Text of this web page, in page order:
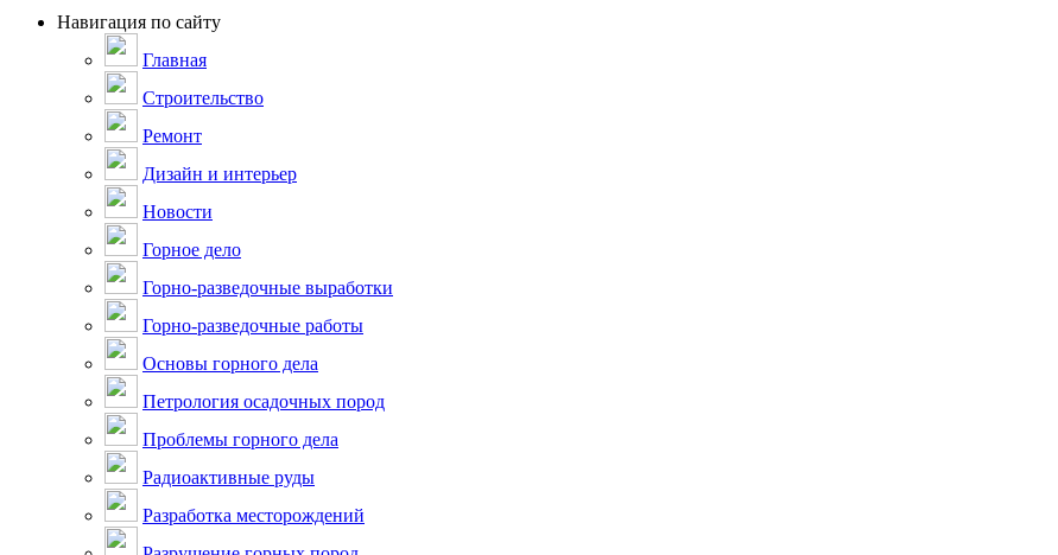
Навигация по сайту
Главная
Строительство
Ремонт
Дизайн и интерьер
Новости
Горное дело
Горно-разведочные выработки
Горно-разведочные работы
Основы горного дела
Петрология осадочных пород
Проблемы горного дела
Радиоактивные руды
Разработка месторождений